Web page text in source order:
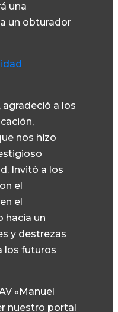
una
un obturador
agradeció a los
nos hizo
Invitó a los
el
el
hacia un
y destrezas
los futuros
«Manuel
nuestro portal